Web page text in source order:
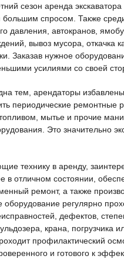
сезон аренда
большим спросом. Также
давления, автокранов,
вывоз мусора, откачка
Заказав нужное
усилиями со своей
тем, арендаторы
периодические ремонтные
мытье и прочие
Это значительно
технику в аренду,
в отличном состоянии,
ремонт, а также
регулярно
дефектов,
крана, погрузчика
профилактический
и готового к